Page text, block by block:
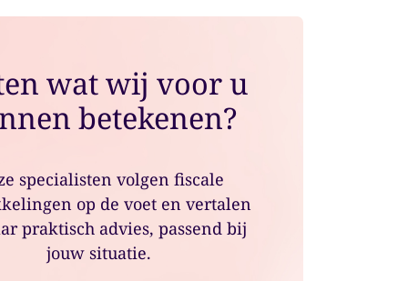
wat wij voor u
betekenen?
specialisten volgen fiscale
op de voet en vertalen
praktisch advies, passend bij
jouw situatie.